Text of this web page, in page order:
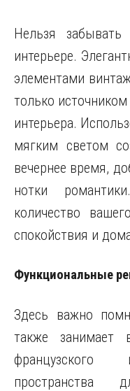
Нельзя
интерьере.
элементами
только
интерьера.
мягким светом
вечернее время,
нотки
количество
спокойствия и
Функциональные
Здесь важно
также занимает
французского